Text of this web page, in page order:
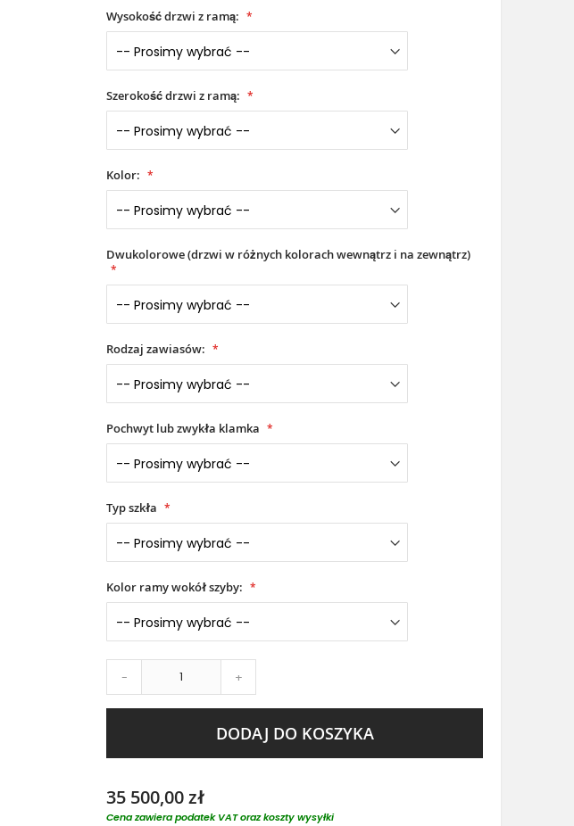
Wysokość drzwi z ramą:
Szerokość drzwi z ramą:
Kolor:
Dwukolorowe (drzwi w różnych kolorach wewnątrz i na zewnątrz)
Rodzaj zawiasów:
Pochwyt lub zwykła klamka
Typ szkła
Kolor ramy wokół szyby:
- +
DODAJ DO KOSZYKA
35 500,00 zł
Cena zawiera podatek VAT oraz koszty wysyłki